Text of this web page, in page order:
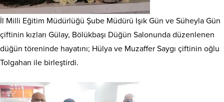
İl Milli Eğitim Müdürlüğü Şube Müdürü Işık Gün ve Süheyla Gün
çiftinin kızları Gülay, Bölükbaşı Düğün Salonunda düzenlenen
düğün töreninde hayatını; Hülya ve Muzaffer Saygı çiftinin oğlu
Tolgahan ile birleştirdi.